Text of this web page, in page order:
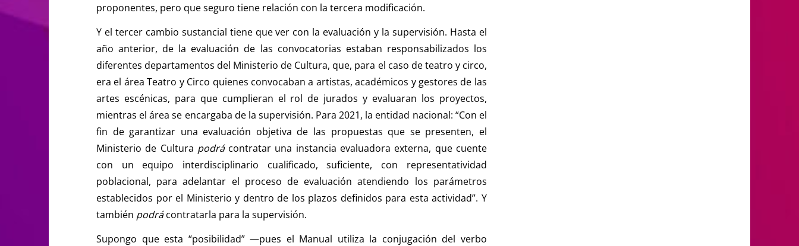
proponentes, pero que seguro tiene relación con la tercera modificación.
Y el tercer cambio sustancial tiene que ver con la evaluación y la supervisión. Hasta el
año anterior, de la evaluación de las convocatorias estaban responsabilizados los
diferentes departamentos del Ministerio de Cultura, que, para el caso de teatro y circo,
era el área Teatro y Circo quienes convocaban a artistas, académicos y gestores de las
artes escénicas, para que cumplieran el rol de jurados y evaluaran los proyectos,
mientras el área se encargaba de la supervisión. Para 2021, la entidad nacional: “Con el
fin de garantizar una evaluación objetiva de las propuestas que se presenten, el
Ministerio de Cultura podrácontratar una instancia evaluadora externa, que cuente
con un equipo interdisciplinario cualificado, suficiente, con representatividad
poblacional, para adelantar el proceso de evaluación atendiendo los parámetros
establecidos por el Ministerio y dentro de los plazos definidos para esta actividad”. Y
también podrácontratarla para la supervisión.
Supongo que esta “posibilidad” —pues el Manual utiliza la conjugación del verbo